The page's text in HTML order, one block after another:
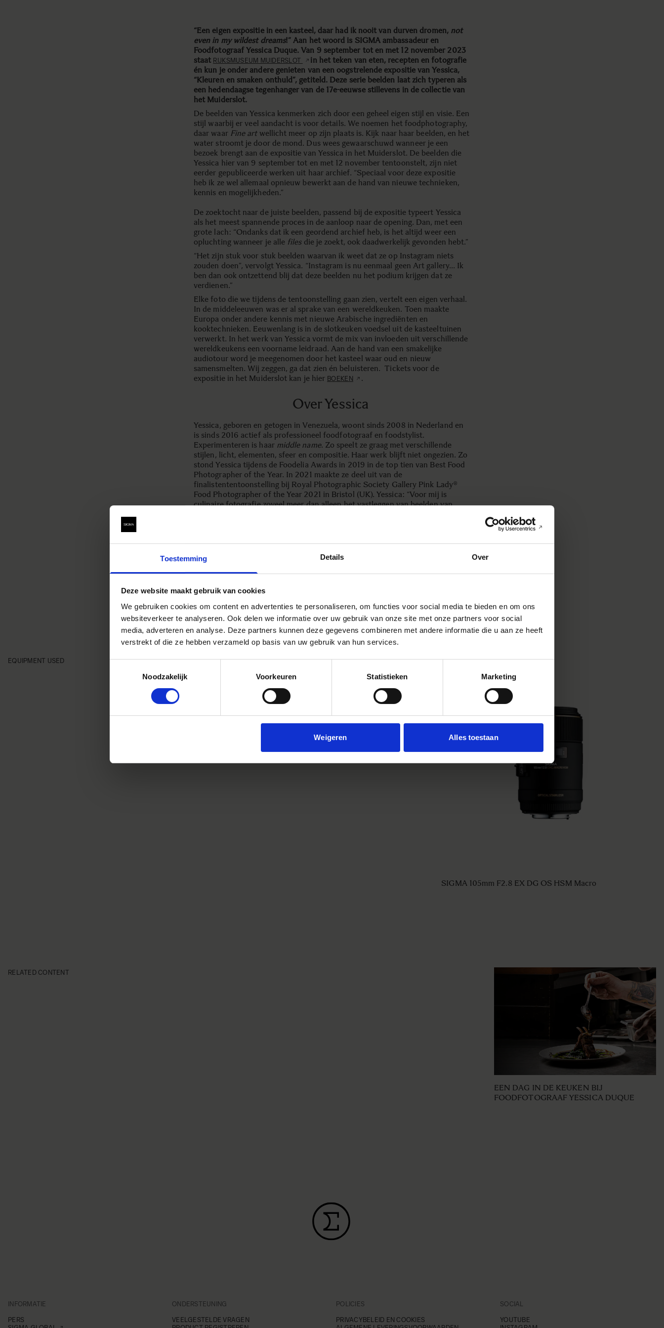
Toestemming Details Over
Deze website maakt gebruik van cookies
We gebruiken cookies om content en advertenties te personaliseren, om functies voor social media te bieden en om ons
websiteverkeer te analyseren. Ook delen we informatie over uw gebruik van onze site met onze partners voor social
media, adverteren en analyse. Deze partners kunnen deze gegevens combineren met andere informatie die u aan ze heeft
verstrekt of die ze hebben verzameld op basis van uw gebruik van hun services.
Noodzakelijk
Voorkeuren Statistieken Marketing
Weigeren Alles toestaan
“Een eigen expositie in een kasteel, daar had ik nooit van durven dromen, not
even in my wildest dreams!” Aan het woord is SIGMA ambassadeur en
Foodfotograaf Yessica Duque. Van 9 september tot en met 12 november 2023
staat RIJKSMUSEUM MUIDERSLOT
in het teken van eten, recepten en fotografie
én kun je onder andere genieten van een oogstrelende expositie van Yessica,
“Kleuren en smaken onthuld”, getiteld. Deze serie beelden laat zich typeren als
een hedendaagse tegenhanger van de 17e-eeuwse stillevens in de collectie van
het Muiderslot.
De beelden van Yessica kenmerken zich door een geheel eigen stijl en visie. Een
stijl waarbij er veel aandacht is voor details. We noemen het foodphotography,
daar waar Fine artwellicht meer op zijn plaats is. Kijk naar haar beelden, en het
water stroomt je door de mond. Dus wees gewaarschuwd wanneer je een
bezoek brengt aan de expositie van Yessica in het Muiderslot. De beelden die
Yessica hier van 9 september tot en met 12 november tentoonstelt, zijn niet
eerder gepubliceerde werken uit haar archief. “Speciaal voor deze expositie
heb ik ze wel allemaal opnieuw bewerkt aan de hand van nieuwe technieken,
kennis en mogelijkheden.”
De zoektocht naar de juiste beelden, passend bij de expositie typeert Yessica
als het meest spannende proces in de aanloop naar de opening. Dan, met een
grote lach: “Ondanks dat ik een geordend archief heb, is het altijd weer een
opluchting wanneer je alle filesdie je zoekt, ook daadwerkelijk gevonden hebt.”
“Het zijn stuk voor stuk beelden waarvan ik weet dat ze op Instagram niets
zouden doen”, vervolgt Yessica. “Instagram is nu eenmaal geen Art gallery… Ik
ben dan ook ontzettend blij dat deze beelden nu het podium krijgen dat ze
verdienen.”
Elke foto die we tijdens de tentoonstelling gaan zien, vertelt een eigen verhaal.
In de middeleeuwen was er al sprake van een wereldkeuken. Toen maakte
Europa onder andere kennis met nieuwe Arabische ingrediënten en
kooktechnieken. Eeuwenlang is in de slotkeuken voedsel uit de kasteeltuinen
verwerkt. In het werk van Yessica vormt de mix van invloeden uit verschillende
wereldkeukens een voorname leidraad. Aan de hand van een smakelijke
audiotour word je meegenomen door het kasteel waar oud en nieuw
samensmelten. Wij zeggen, ga dat zien én beluisteren. Tickets voor de
expositie in het Muiderslot kan je hier BOEKEN .
Over Yessica
Yessica, geboren en getogen in Venezuela, woont sinds 2008 in Nederland en
is sinds 2016 actief als professioneel foodfotograaf en foodstylist.
Experimenteren is haar middle name. Zo speelt ze graag met verschillende
stijlen, licht, elementen, sfeer en compositie. Haar werk blijft niet ongezien. Zo
stond Yessica tijdens de Foodelia Awards in 2019 in de top tien van Best Food
Photographer of the Year. In 2021 maakte ze deel uit van de
finalistententoonstelling bij Royal Photographic Society Gallery Pink Lady®
Food Photographer of the Year 2021 in Bristol (UK). Yessica: “Voor mij is
culinaire fotografie zoveel meer dan alleen het vastleggen van beelden van
experimenteren, terwijl ik tegelijkertijd mijn ervaringen met anderen kan delen
door middel van mijn foto’s.”
EQUIPMENT USED
SIGMA 105mm F2.8 EX DG OS HSM Macro
RELATED CONTENT
EEN DAG IN DE KEUKEN BIJ
FOODFOTOGRAAF YESSICA DUQUE
INFORMATIE
PERS
ONDERSTEUNING
VEELGESTELDE VRAGEN
POLICIES
PRIVACYBELEID EN COOKIES
SOCIAL
YOUTUBE